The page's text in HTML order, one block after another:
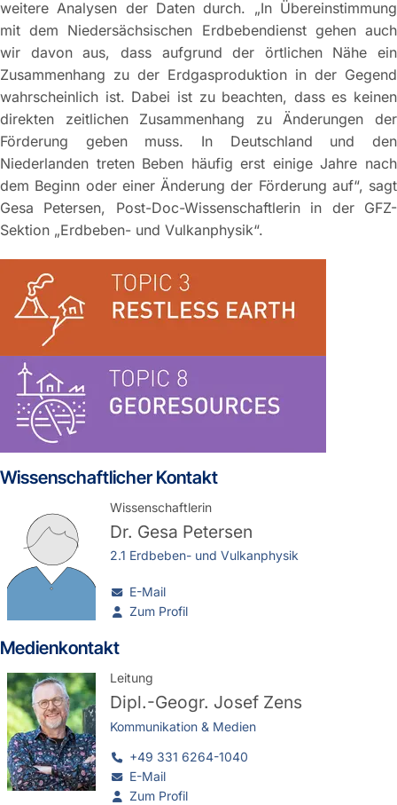
weitere Analysen der Daten durch. „In Übereinstimmung
mit dem Niedersächsischen Erdbebendienst gehen auch
wir davon aus, dass aufgrund der örtlichen Nähe ein
Zusammenhang zu der Erdgasproduktion in der Gegend
wahrscheinlich ist. Dabei ist zu beachten, dass es keinen
direkten zeitlichen Zusammenhang zu Änderungen der
Förderung geben muss. In Deutschland und den
Niederlanden treten Beben häufig erst einige Jahre nach
dem Beginn oder einer Änderung der Förderung auf“, sagt
Gesa Petersen, Post-Doc-Wissenschaftlerin in der GFZ-
Sektion „Erdbeben- und Vulkanphysik“.
Wissenschaftlicher Kontakt
Wissenschaftlerin
Dr. Gesa Petersen
2.1 Erdbeben- und Vulkanphysik
E-Mail
Zum Profil
Medienkontakt
Leitung
Dipl.-Geogr. Josef Zens
Kommunikation & Medien
+49 331 6264-1040
E-Mail
Zum Profil